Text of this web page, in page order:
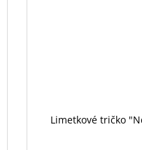
Limetkové tričko